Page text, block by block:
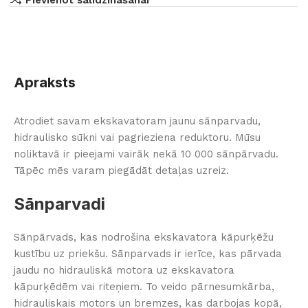
Apraksts
Atrodiet savam ekskavatoram jaunu sānparvadu,
hidraulisko sūkni vai pagrieziena reduktoru. Mūsu
noliktavā ir pieejami vairāk nekā 10 000 sānpārvadu.
Tāpēc mēs varam piegādāt detaļas uzreiz.
Sānparvadi
Sānpārvads, kas nodrošina ekskavatora kāpurķēžu
kustību uz priekšu. Sānparvads ir ierīce, kas pārvada
jaudu no hidrauliskā motora uz ekskavatora
kāpurķēdēm vai riteņiem. To veido pārnesumkārba,
hidrauliskais motors un bremzes, kas darbojas kopā,